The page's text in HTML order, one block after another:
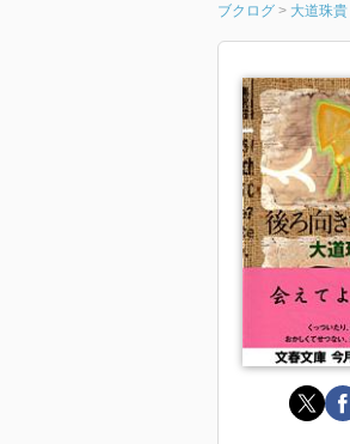
ブクログ > 大道珠貴